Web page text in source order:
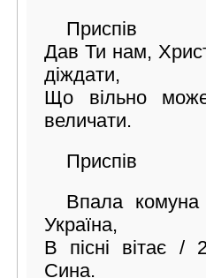
Приспів
Дав Ти нам,
діждати,
Що вільно
величати.
Приспів
Впала
Україна,
В пісні вітає /
Сина.